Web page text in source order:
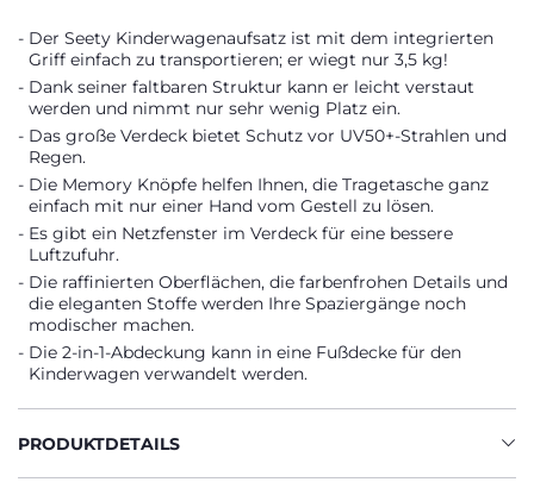
Der Seety Kinderwagenaufsatz ist mit dem integrierten
Griff einfach zu transportieren; er wiegt nur 3,5 kg!
Dank seiner faltbaren Struktur kann er leicht verstaut
werden und nimmt nur sehr wenig Platz ein.
Das große Verdeck bietet Schutz vor UV50+-Strahlen und
Regen.
Die Memory Knöpfe helfen Ihnen, die Tragetasche ganz
einfach mit nur einer Hand vom Gestell zu lösen.
Es gibt ein Netzfenster im Verdeck für eine bessere
Luftzufuhr.
Die raffinierten Oberflächen, die farbenfrohen Details und
die eleganten Stoffe werden Ihre Spaziergänge noch
modischer machen.
Die 2-in-1-Abdeckung kann in eine Fußdecke für den
Kinderwagen verwandelt werden.
PRODUKTDETAILS